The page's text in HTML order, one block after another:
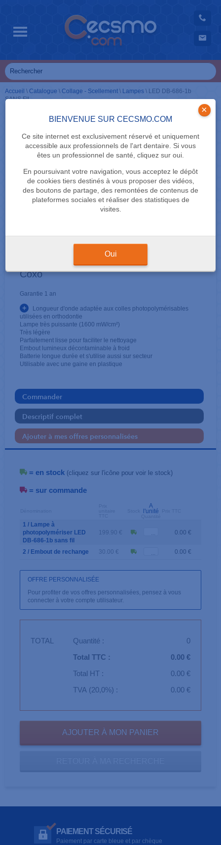
BIENVENUE SUR CECSMO.COM
Ce site internet est exclusivement réservé et uniquement
accessible aux professionnels de l'art dentaire. Si vous
êtes un professionnel de santé, cliquez sur oui.
En poursuivant votre navigation, vous acceptez le dépôt
de cookies tiers destinés à vous proposer des vidéos,
des boutons de partage, des remontées de contenus de
plateformes sociales et réaliser des statistiques de
visites.
×
Oui
Accueil \ Catalogue \ Collage - Scellement \ Lampes \ LED DB-686-1b
SANS FIL
LED DB-686-1b SANS FIL
Coxo
Garantie 1 an
+
Longueur d'onde adaptée aux colles photopolymérisables
utilisées en orthodontie
Lampe très puissante (1600 mW/cm²)
Très légère
Parfaitement lisse pour faciliter le nettoyage
Embout lumineux décontaminable à froid
Batterie longue durée et s'utilise aussi sur secteur
Utilisable avec une gaine en plastique
Commander
Descriptif complet
Ajouter à mes offres personnalisées
= en stock (cliquez sur l'icône pour voir le stock)
= sur commande
A
l'unité
1 / Lampe à
photopolymériser LED
DB-686-1b sans fil
199.90 € 0.00 €
2 / Embout de rechange 30.00 € 0.00 €
OFFRE PERSONNALISÉE
Pour profiter de vos offres personnalisées, pensez à vous
connecter à votre compte utilisateur.
TOTAL Quantité :
0
Total TTC :
0.00 €
Total HT :
0.00 €
TVA (20,0%) :
0.00 €
PAIEMENT SÉCURISÉ
Paiement par carte bleue et par chèque